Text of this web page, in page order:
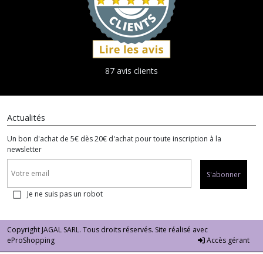
87 avis clients
Actualités
Un bon d'achat de 5€ dès 20€ d'achat pour toute inscription à la
newsletter
S'abonner
Je ne suis pas un robot
Copyright JAGAL SARL. Tous droits réservés. Site réalisé avec
eProShopping
Accès gérant